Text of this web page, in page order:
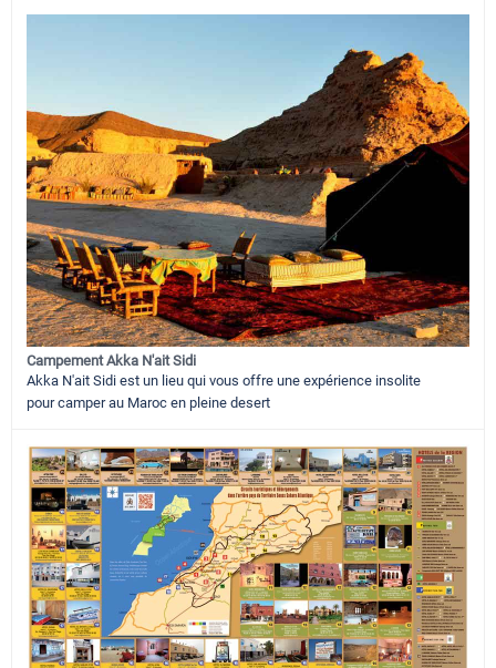
Campement Akka N'ait Sidi
Akka N'ait Sidi est un lieu qui vous offre une expérience insolite
pour camper au Maroc en pleine desert